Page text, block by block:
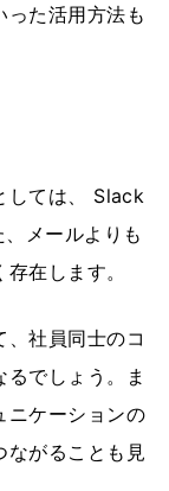
った活用方法も
しては、 Slack
メールよりも
在します。
社員同士のコ
るでしょう。ま
ニケーションの
ながることも見